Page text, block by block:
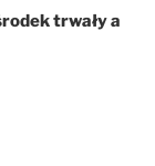
trwały a